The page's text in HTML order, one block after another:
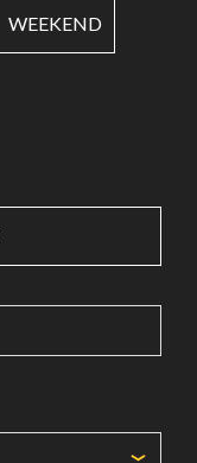
WEEKEND